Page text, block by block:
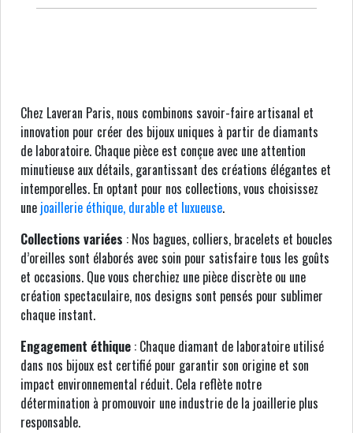
Chez Laveran Paris, nous combinons savoir-faire artisanal et
innovation pour créer des bijoux uniques à partir de diamants
de laboratoire. Chaque pièce est conçue avec une attention
minutieuse aux détails, garantissant des créations élégantes et
intemporelles. En optant pour nos collections, vous choisissez
une joaillerie éthique, durable et luxueuse.
Collections variées : Nos bagues, colliers, bracelets et boucles
d’oreilles sont élaborés avec soin pour satisfaire tous les goûts
et occasions. Que vous cherchiez une pièce discrète ou une
création spectaculaire, nos designs sont pensés pour sublimer
chaque instant.
Engagement éthique : Chaque diamant de laboratoire utilisé
dans nos bijoux est certifié pour garantir son origine et son
impact environnemental réduit. Cela reflète notre
détermination à promouvoir une industrie de la joaillerie plus
responsable.